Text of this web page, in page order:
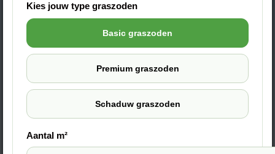
Kies jouw type graszoden
Basic graszoden
Premium graszoden
Schaduw graszoden
Aantal m²